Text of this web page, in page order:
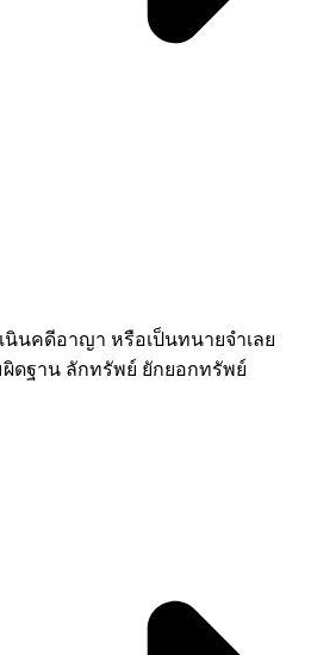
นคดีอาญา หรือเป็นทนายจำเลย
ดฐาน ลักทรัพย์ ยักยอกทรัพย์